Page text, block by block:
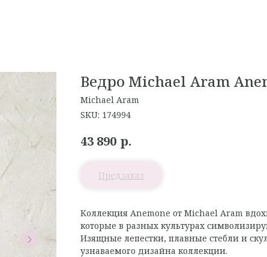
Ведро Michael Aram
Michael Aram
SKU: 174994
43 890 р.
Коллекция Anemone от Michael Aram
которые в разных культурах
Изящные лепестки, плавные стебли и
узнаваемого дизайна коллекции.